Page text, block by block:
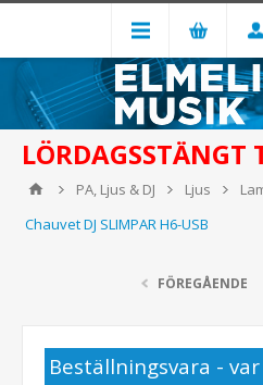
LÖRDAGSSTÄNGT
PA, Ljus & DJ Ljus
Chauvet DJ SLIMPAR H6-USB
FÖREGÅENDE
Beställningsvara -